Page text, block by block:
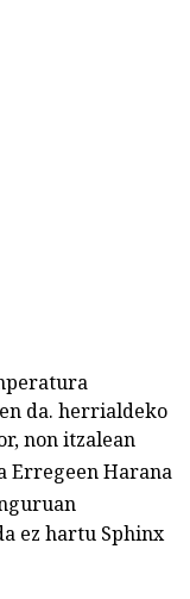
da. herrialdeko
non itzalean
Erregeen Harana
ez hartu Sphinx